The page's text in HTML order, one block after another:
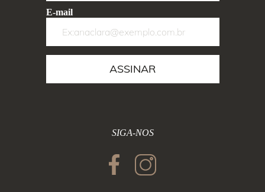
E-mail
ASSINAR
SIGA-NOS